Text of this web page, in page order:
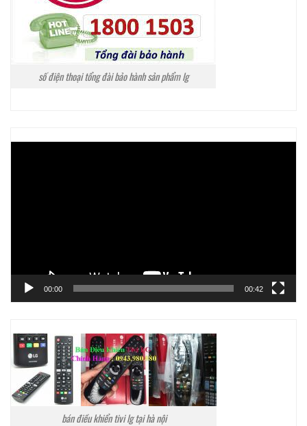
số điện thoại tổng đài bảo hành sản phẩm lg
00:00 00:42
bán điều khiển tivi lg tại hà nội